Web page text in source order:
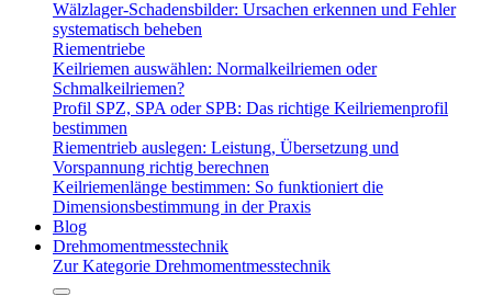
Wälzlager-Schadensbilder: Ursachen erkennen und Fehler
systematisch beheben
Riementriebe
Keilriemen auswählen: Normalkeilriemen oder
Schmalkeilriemen?
Profil SPZ, SPA oder SPB: Das richtige Keilriemenprofil
bestimmen
Riementrieb auslegen: Leistung, Übersetzung und
Vorspannung richtig berechnen
Keilriemenlänge bestimmen: So funktioniert die
Dimensionsbestimmung in der Praxis
Blog
Drehmomentmesstechnik
Zur Kategorie Drehmomentmesstechnik